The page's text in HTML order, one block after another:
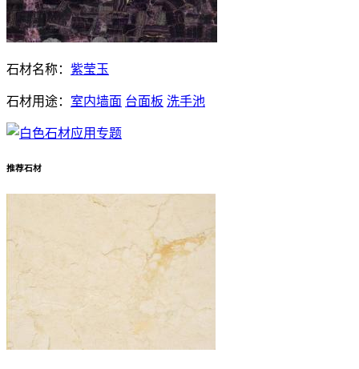
石材名称： 紫莹玉
石材用途： 室内墙面 台面板 洗手池
推荐石材